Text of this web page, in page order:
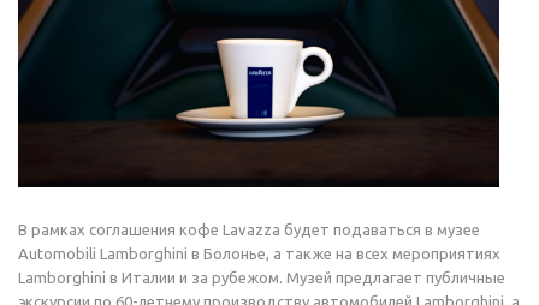
В рамках соглашения кофе Lavazza будет подаваться в музее
Automobili Lamborghini в Болонье, а также на всех мероприятиях
Lamborghini в Италии и за рубежом. Музей предлагает публичные
экскурсии по 60-летнему производству автомобилей Lamborghini, а